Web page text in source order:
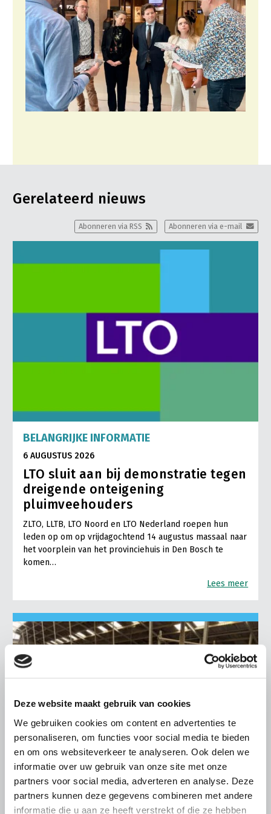
Deze website maakt gebruik van cookies
We gebruiken cookies om content en advertenties te
personaliseren, om functies voor social media te bieden
en om ons websiteverkeer te analyseren. Ook delen we
informatie over uw gebruik van onze site met onze
partners voor social media, adverteren en analyse. Deze
partners kunnen deze gegevens combineren met andere
informatie die u aan ze heeft verstrekt of die ze hebben
Gerelateerd nieuws
Abonneren via e-mail
Abonneren via RSS
BELANGRIJKE INFORMATIE
6 AUGUSTUS 2026
LTO sluit aan bij demonstratie tegen
dreigende onteigening
pluimveehouders
ZLTO, LLTB, LTO Noord en LTO Nederland roepen hun
leden op om op vrijdagochtend 14 augustus massaal naar
het voorplein van het provinciehuis in Den Bosch te
komen…
Lees meer
LTO LOBBY